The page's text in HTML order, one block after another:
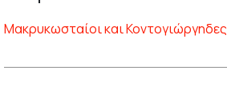
Μακρυκωσταίοι και Κοντογιώργηδες